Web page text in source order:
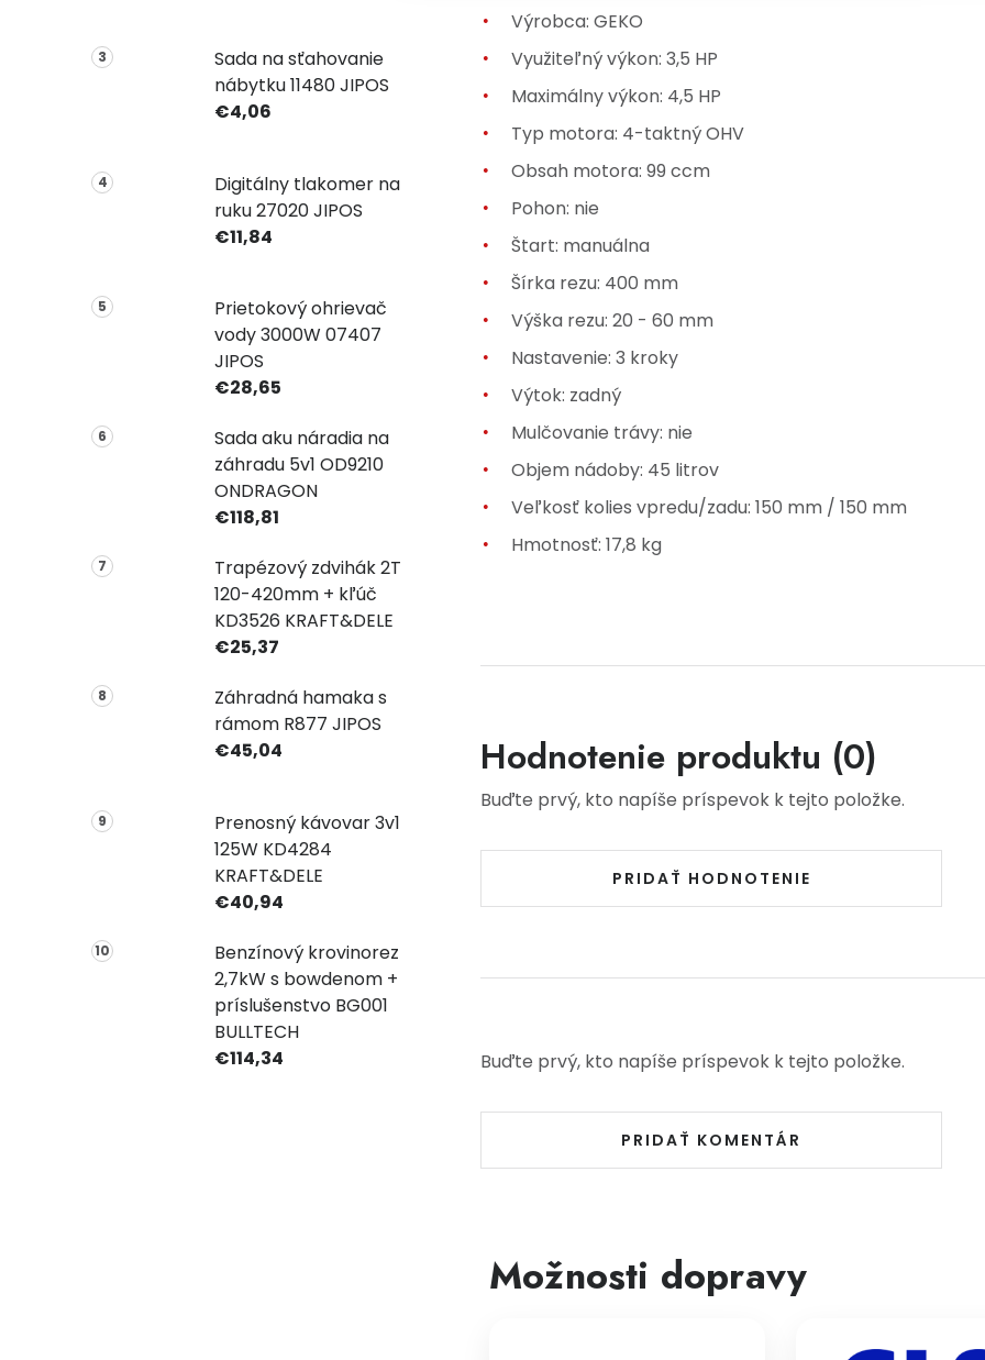
Sada na sťahovanie
nábytku 11480 JIPOS
€4,06
Digitálny tlakomer na
ruku 27020 JIPOS
€11,84
Prietokový ohrievač
vody 3000W 07407
JIPOS
€28,65
Sada aku náradia na
záhradu 5v1 OD9210
ONDRAGON
€118,81
Trapézový zdvihák 2T
120-420mm + kľúč
KD3526 KRAFT&DELE
€25,37
Záhradná hamaka s
rámom R877 JIPOS
€45,04
Prenosný kávovar 3v1
125W KD4284
KRAFT&DELE
€40,94
Benzínový krovinorez
2,7kW s bowdenom +
príslušenstvo BG001
BULLTECH
€114,34
Výrobca: GEKO
Využiteľný výkon: 3,5 HP
Maximálny výkon: 4,5 HP
Typ motora: 4-taktný OHV
Obsah motora: 99 ccm
Pohon: nie
Štart: manuálna
Šírka rezu: 400 mm
Výška rezu: 20 - 60 mm
Nastavenie: 3 kroky
Výtok: zadný
Mulčovanie trávy: nie
Objem nádoby: 45 litrov
Veľkosť kolies vpredu/zadu: 150 mm / 150 mm
Hmotnosť: 17,8 kg
Hodnotenie produktu (0)
Buďte prvý, kto napíše príspevok k tejto položke.
PRIDAŤ HODNOTENIE
Buďte prvý, kto napíše príspevok k tejto položke.
PRIDAŤ KOMENTÁR
Možnosti dopravy